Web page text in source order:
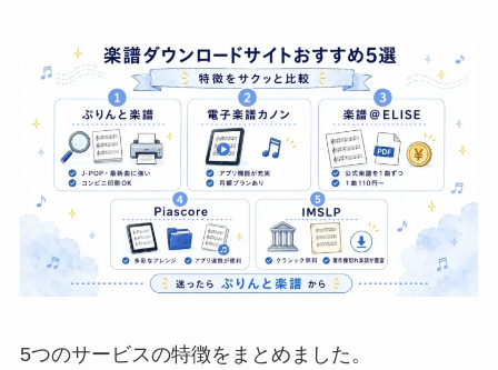
5つのサービスの特徴をまとめました。